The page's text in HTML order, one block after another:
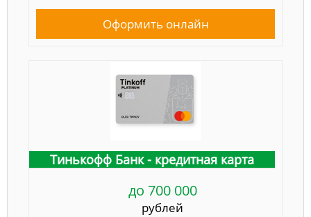
Оформить онлайн
Тинькофф Банк - кредитная карта
до 700 000
рублей